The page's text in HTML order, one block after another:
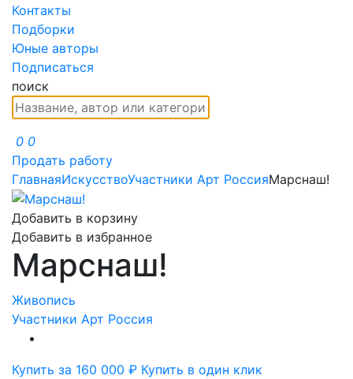
Контакты
Подборки
Юные авторы
Подписаться
поиск
0 0
Продать работу
ГлавнаяИскусствоУчастники Арт РоссияМарснаш!
Добавить в корзину
Добавить в избранное
Марснаш!
Живопись
Участники Арт Россия
Купить за 160 000 ₽ Купить в один клик